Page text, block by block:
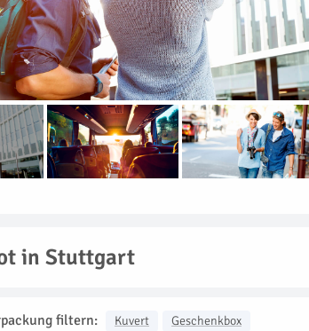
in Stuttgart
filtern: Kuvert Geschenkbox